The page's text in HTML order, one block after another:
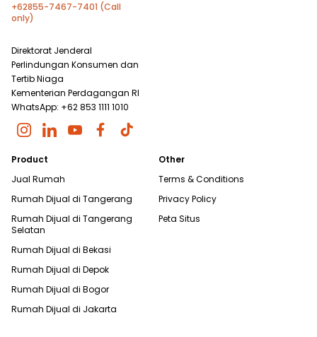
+62855-7467-7401 (Call
only)
Direktorat Jenderal
Perlindungan Konsumen dan
Tertib Niaga
Kementerian Perdagangan RI
WhatsApp: +62 853 1111 1010
Product
Jual Rumah
Rumah Dijual di Tangerang
Rumah Dijual di Tangerang
Selatan
Rumah Dijual di Bekasi
Rumah Dijual di Depok
Rumah Dijual di Bogor
Rumah Dijual di Jakarta
Other
Terms & Conditions
Privacy Policy
Peta Situs